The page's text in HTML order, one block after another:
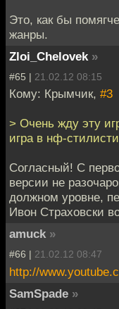
Это, как бы
жанры.
Zloi_Chelovek »
#65 | 21.02.12 08:15
Кому: Крымчик, #3
> Очень жду эту
игра в нф-
Согласный! С
версии не
должном уровне,
Ивон Страховски
amuck »
#66 | 21.02.12 08:47
http://
SamSpade »